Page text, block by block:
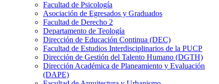
Facultad de Psicología
Asociación de Egresados y Graduados
Facultad de Derecho 2
Departamento de Teología
Dirección de Educación Continua (DEC)
Facultad de Estudios Interdisciplinarios de la PUCP
Dirección de Gestión del Talento Humano (DGTH)
Dirección Académica de Planeamiento y Evaluación
(DAPE)